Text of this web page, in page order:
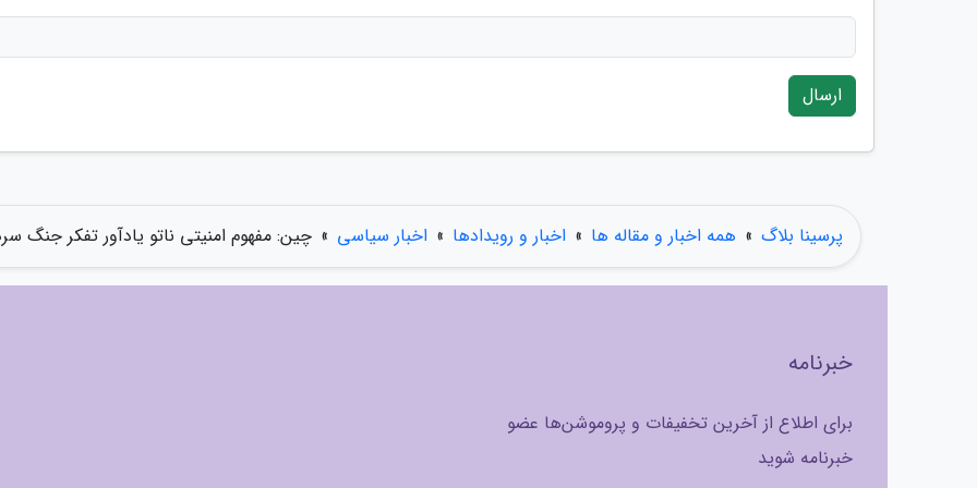
ارسال
پرسینا بلاگ » همه اخبار و مقاله ها » اخبار و رویدادها » اخبار سیاسی » چین: مفهوم امنیتی ناتو یادآور تفکر جنگ
خبرنامه
برای اطلاع از آخرین تخفیفات و پروموشن‌ها عضو
خبرنامه شوید